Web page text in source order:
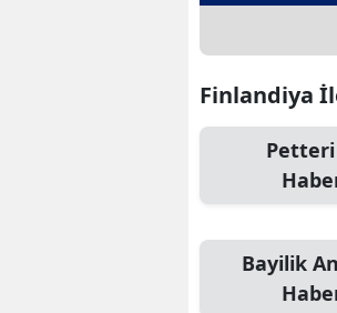
Finlandiya
Bayilik